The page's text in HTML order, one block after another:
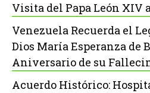
Visita del Papa León XIV
Venezuela Recuerda el
Dios María Esperanza de
Aniversario de su
Acuerdo Histórico: